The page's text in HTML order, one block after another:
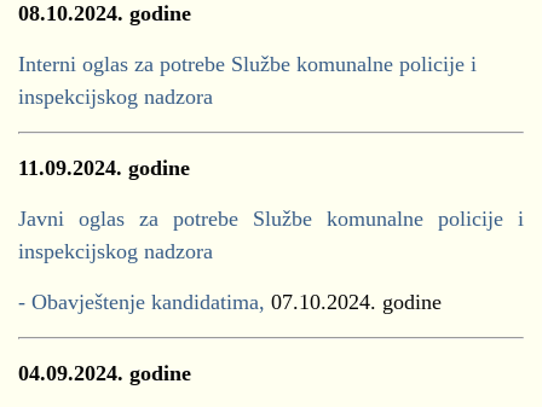
08.10.2024. godine
Interni oglas za potrebe Službe komunalne policije i
inspekcijskog nadzora
11.09.2024. godine
Javni oglas za potrebe Službe komunalne policije i
inspekcijskog nadzora
- Obavještenje kandidatima, 07.10.2024. godine
04.09.2024. godine